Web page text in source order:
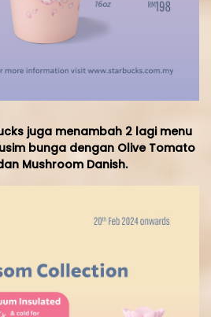
juga menambah 2 lagi menu
bunga dengan Olive Tomato
Mushroom Danish.